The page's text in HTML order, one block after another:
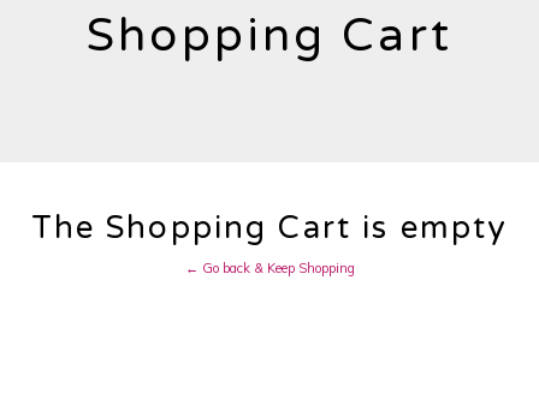
Shopping Cart
The Shopping Cart is empty
← Go back & Keep Shopping